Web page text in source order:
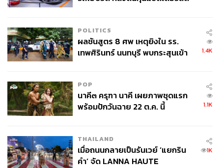
POLITICS
ผลชันสูตร 8 ศพ เหตุยิงใน รร.
เทพศิรินทร์ นนทบุรี พบกระสุนเข้า
1.4K
POP
นาคี๓ ครุฑา นาคี เผยภาพชุดแรก
พร้อมปักวันฉาย 22 ต.ค. นี้
1.1K
THAILAND
เมื่อถนนกลายเป็นรันเวย์ ‘แยกริน
คำ’ จัด LANNA HAUTE
1K